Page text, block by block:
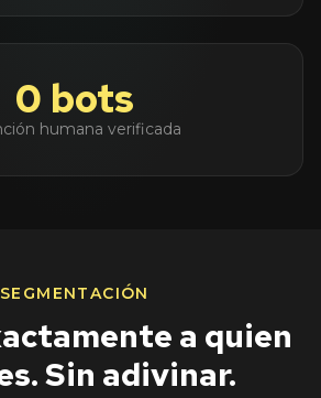
0 bots
humana verificada
SEGMENTACIÓN
a quien
Sin adivinar.